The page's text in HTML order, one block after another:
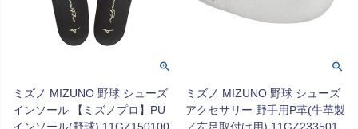
ミズノ MIZUNO 野球 シューズ
インソール 【ミズノプロ】PU
ミズノ MIZUNO 野球 シューズ
アクセサリー 野手用P革(牛革製